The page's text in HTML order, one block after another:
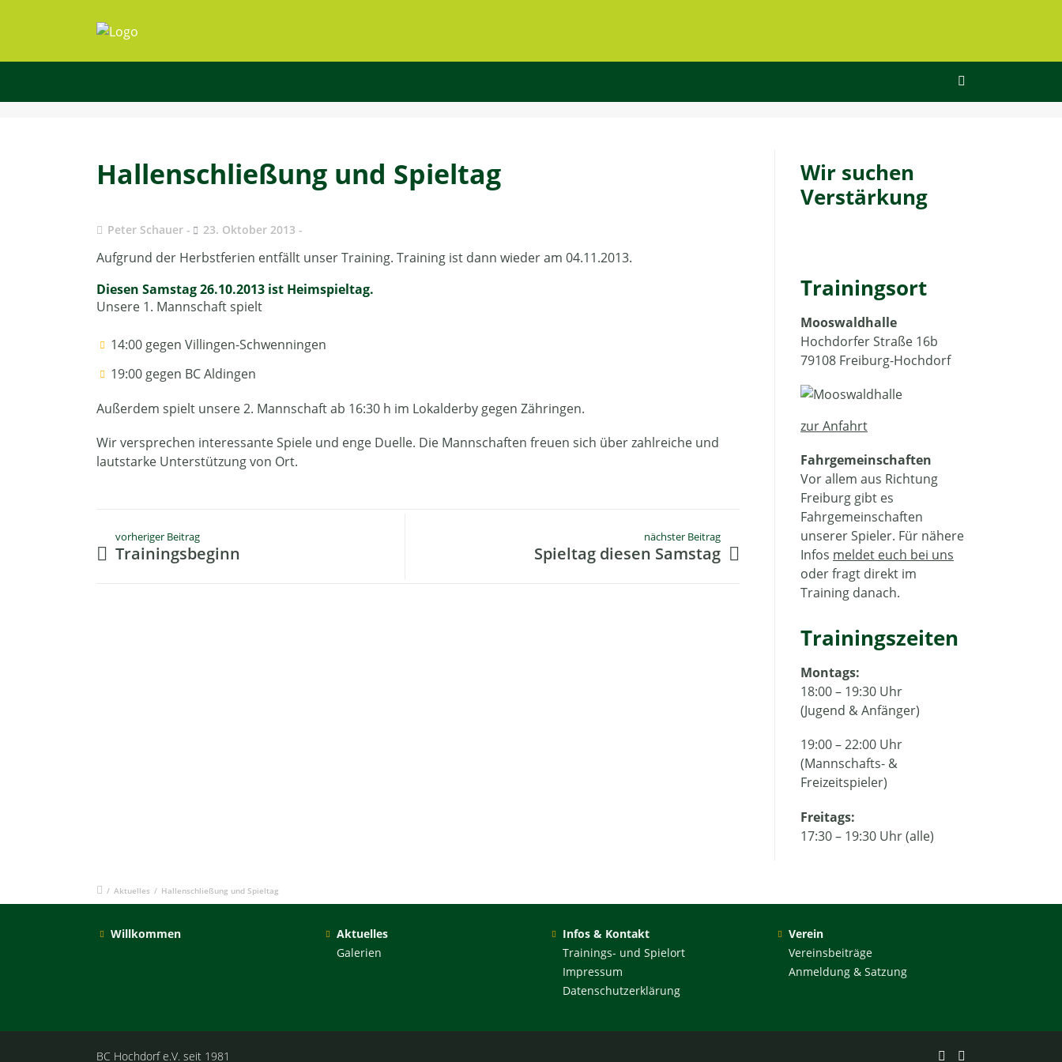
Hallenschließung und Spieltag
Peter Schauer 23. Oktober 2013
Aufgrund der Herbstferien entfällt unser Training. Training ist dann wieder am 04.11.2013.
Diesen Samstag 26.10.2013 ist Heimspieltag.
Unsere 1. Mannschaft spielt
14:00 gegen Villingen-Schwenningen
19:00 gegen BC Aldingen
Außerdem spielt unsere 2. Mannschaft ab 16:30 h im Lokalderby gegen Zähringen.
Wir versprechen interessante Spiele und enge Duelle. Die Mannschaften freuen sich über zahlreiche und
lautstarke Unterstützung von Ort.
vorheriger Beitrag
Trainingsbeginn
nächster Beitrag
Spieltag diesen Samstag
Wir suchen
Verstärkung
Trainingsort
Mooswaldhalle
Hochdorfer Straße 16b
79108 Freiburg-Hochdorf
zur Anfahrt
Fahrgemeinschaften
Vor allem aus Richtung
Freiburg gibt es
Fahrgemeinschaften
unserer Spieler. Für nähere
Infos meldet euch bei uns
oder fragt direkt im
Training danach.
Trainingszeiten
Montags:
18:00 – 19:30 Uhr
(Jugend & Anfänger)
19:00 – 22:00 Uhr
(Mannschafts- &
Freizeitspieler)
Freitags:
17:30 – 19:30 Uhr (alle)
/ Aktuelles / Hallenschließung und Spieltag
Willkommen
Aktuelles
Galerien
Infos & Kontakt
Trainings- und Spielort
Impressum
Datenschutzerklärung
Verein
Vereinsbeiträge
Anmeldung & Satzung
BC Hochdorf e.V. seit 1981